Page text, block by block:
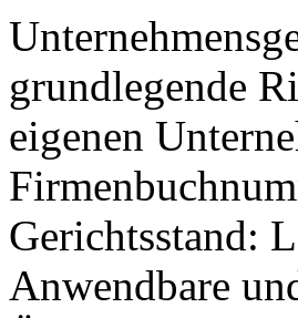
grundlegende
eigenen
Gerichtsstand:
Anwendbare